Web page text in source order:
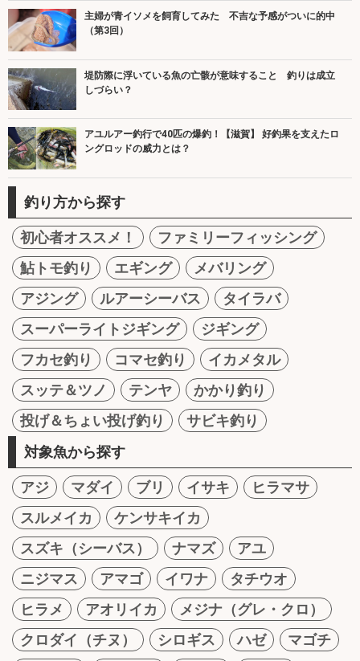
主婦が青イソメを飼育してみた 不吉な予感がついに的中
（第3回）
堤防際に浮いている魚の亡骸が意味すること 釣りは成立
しづらい？
アユルアー釣行で40匹の爆釣！【滋賀】 好釣果を支えたロ
ングロッドの威力とは？
釣り方から探す
初心者オススメ！
ファミリーフィッシング
鮎トモ釣り
エギング
メバリング
アジング
ルアーシーバス
タイラバ
スーパーライトジギング
ジギング
フカセ釣り
コマセ釣り
イカメタル
スッテ＆ツノ
テンヤ
かかり釣り
投げ＆ちょい投げ釣り
サビキ釣り
対象魚から探す
アジ マダイ ブリ イサキ
ヒラマサ
スルメイカ
ケンサキイカ
スズキ（シーバス）
ナマズ
アユ
ニジマス
アマゴ イワナ
タチウオ
ヒラメ
アオリイカ
メジナ（グレ・クロ）
クロダイ（チヌ）
シロギス ハゼ
マゴチ